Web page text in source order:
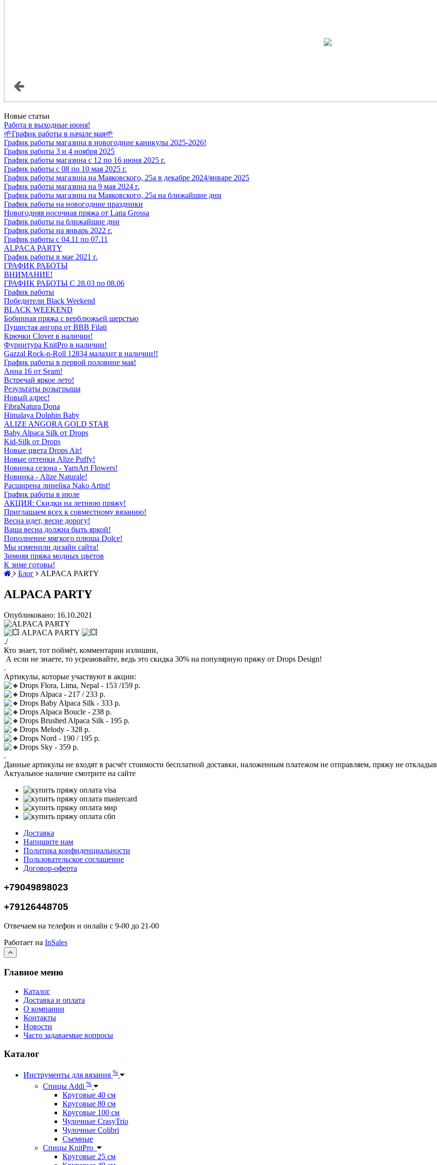
Новые статьи
Работа в выходные июня!
🌱График работы в начале мая🌱
График работы магазина в новогодние каникулы 2025-2026!
График работы 3 и 4 ноября 2025
График работы магазина c 12 по 16 июня 2025 г.
График работы с 08 по 10 мая 2025 г.
График работы магазина на Маяковского, 25а в декабре 2024/январе 2025
График работы магазина на 9 мая 2024 г.
График работы магазина на Маяковского, 25а на ближайшие дни
График работы на новогодние праздники
Новогодняя носочная пряжа от Lana Grossa
График работы на ближайшие дни
График работы на январь 2022 г.
График работы с 04.11 по 07.11
ALPACA PARTY
График работы в мае 2021 г.
ГРАФИК РАБОТЫ
ВНИМАНИЕ!
ГРАФИК РАБОТЫ С 28.03 по 08.06
График работы
Победители Black Weekend
BLACK WEEKEND
Бобинная пряжа с верблюжьей шерстью
Пушистая ангора от BBB Filati
Крючки Clover в наличии!
Фурнитура KnitPro в наличии!
Gazzal Rock-n-Roll 12834 малахит в наличии!!
График работы в первой половине мая!
Анна 16 от Seam!
Встречай яркое лето!
Результаты розыгрыша
Новый адрес!
FibraNatura Dona
Himalaya Dolphin Baby
ALIZE ANGORA GOLD STAR
Baby Alpaca Silk от Drops
Kid-Silk от Drops
Новые цвета Drops Air!
Новые оттенки Alize Puffy!
Новинка сезона - YarnArt Flowers!
Новинка - Alize Naturale!
Расширена линейка Nako Artist!
График работы в июле
АКЦИЯ: Скидки на летнюю пряжу!
Приглашаем всех к совместному вязанию!
Весна идет, весне дорогу!
Ваша весна должна быть яркой!
Пополнение мягкого плюша Dolce!
Мы изменили дизайн сайта!
Зимняя пряжа модных цветов
К зиме готовы!
Блог
ALPACA PARTY
ALPACA PARTY
Опубликовано: 16.10.2021
ALPACA PARTY
./
Кто знает, тот поймёт, комментарии излишни,
А если не знаете, то усреаювайте, ведь это скидка 30% на популярную пряжу от Drops Design!
.
Артикулы, которые участвуют в акции:
Drops Flora, Lima, Nepal - 153 /159 р.
Drops Alpaca - 217 / 233 р.
Drops Baby Alpaca Silk - 333 р.
Drops Alpaca Boucle - 238 р.
Drops Brushed Alpaca Silk - 195 р.
Drops Melody - 328 р.
Drops Nord - 190 / 195 р.
Drops Sky - 359 р.
.
Данные артикулы не входят в расчёт стоимости бесплатной доставки, наложенным платежом не отправляем, пряжу не
Актуальное наличие смотрите на сайте
Доставка
Напишите нам
Политика конфиденциальности
Пользовательское соглашение
Договор-оферта
+79049898023
+79126448705
Отвечаем на телефон и онлайн с 9-00 до 21-00
Работает на InSales
Главное меню
Каталог
Доставка и оплата
О компании
Контакты
Новости
Часто задаваемые вопросы
Каталог
Инструменты для вязания %
Спицы Addi %
Круговые 40 см
Круговые 80 см
Круговые 100 см
Чулочные CrasyTrio
Чулочные Colibri
Съемные
Спицы KnitPro
Круговые 25 см